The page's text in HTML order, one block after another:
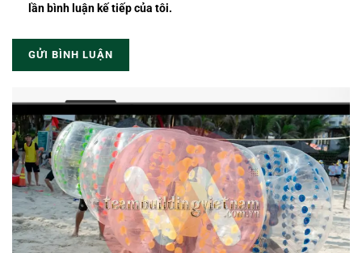
lần bình luận kế tiếp của tôi.